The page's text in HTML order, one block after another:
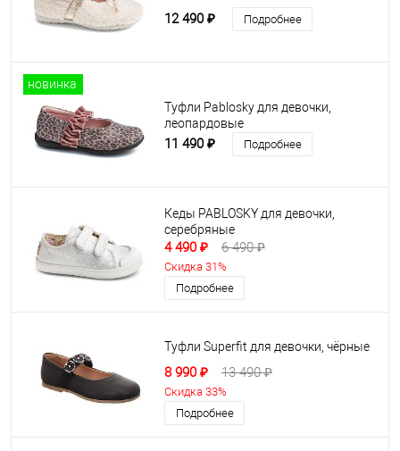
12 490 ₽ Подробнее
новинка
Туфли Pablosky для девочки,
леопардовые
11 490 ₽ Подробнее
Кеды PABLOSKY для девочки,
серебряные
4 490 ₽ 6 490 ₽
Скидка 31%
Подробнее
Туфли Superfit для девочки, чёрные
8 990 ₽ 13 490 ₽
Скидка 33%
Подробнее